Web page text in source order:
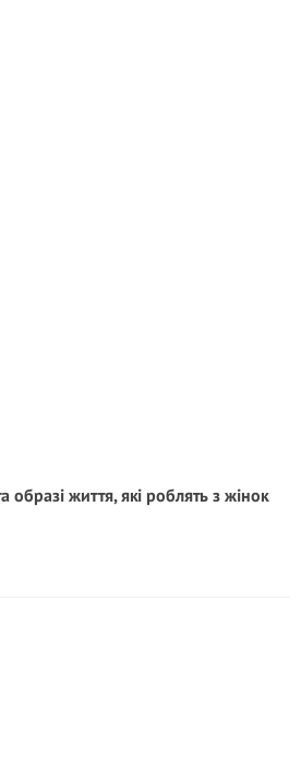
образі життя, які роблять з жінок